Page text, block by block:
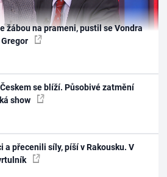
žábou na prameni, pustil se Vondra
se blíží. Působivé zatmění
show
a přecenili síly, píší v Rakousku. V